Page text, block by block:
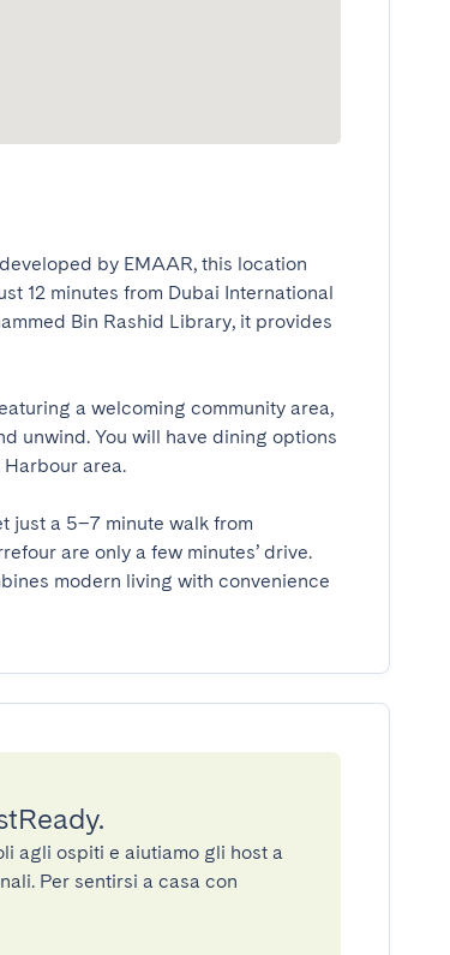
by EMAAR, this location
12 minutes from Dubai International
Bin Rashid Library, it provides
a welcoming community area,
unwind. You will have dining options
area.
just a 5–7 minute walk from
are only a few minutes’ drive.
modern living with convenience
agli ospiti e aiutiamo gli host a
Per sentirsi a casa con